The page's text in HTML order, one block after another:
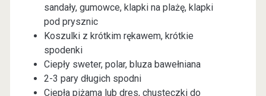
sandały, gumowce, klapki na plażę, klapki
pod prysznic
Koszulki z krótkim rękawem, krótkie
spodenki
Ciepły sweter, polar, bluza bawełniana
2-3 pary długich spodni
Ciepła piżama lub dres, chusteczki do